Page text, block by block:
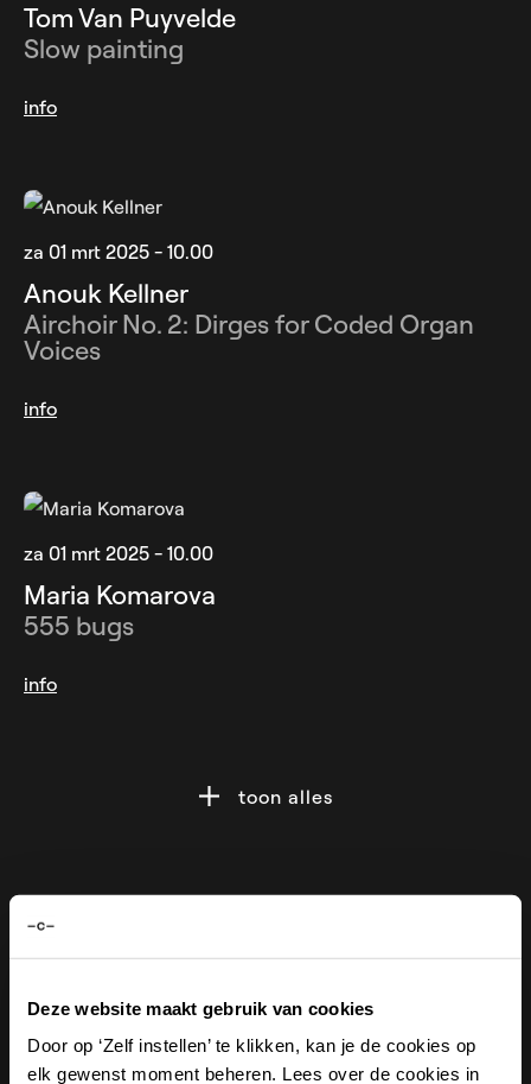
Deze website maakt gebruik van cookies
Door op ‘Zelf instellen’ te klikken, kan je de cookies op
elk gewenst moment beheren. Lees over de cookies in
Tom Van Puyvelde
Slow painting
info
za 01 mrt 2025 - 10.00
Anouk Kellner
Airchoir No. 2: Dirges for Coded Organ
Voices
info
za 01 mrt 2025 - 10.00
Maria Komarova
555 bugs
info
toon alles